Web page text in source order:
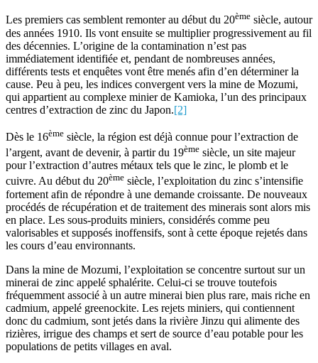
Les premiers cas semblent remonter au début du 20ème siècle, autour
des années 1910. Ils vont ensuite se multiplier progressivement au fil
des décennies. L’origine de la contamination n’est pas
immédiatement identifiée et, pendant de nombreuses années,
différents tests et enquêtes vont être menés afin d’en déterminer la
cause. Peu à peu, les indices convergent vers la mine de Mozumi,
qui appartient au complexe minier de Kamioka, l’un des principaux
centres d’extraction de zinc du Japon.[2]
Dès le 16ème siècle, la région est déjà connue pour l’extraction de
l’argent, avant de devenir, à partir du 19ème siècle, un site majeur
pour l’extraction d’autres métaux tels que le zinc, le plomb et le
cuivre. Au début du 20ème siècle, l’exploitation du zinc s’intensifie
fortement afin de répondre à une demande croissante. De nouveaux
procédés de récupération et de traitement des minerais sont alors mis
en place. Les sous-produits miniers, considérés comme peu
valorisables et supposés inoffensifs, sont à cette époque rejetés dans
les cours d’eau environnants.
Dans la mine de Mozumi, l’exploitation se concentre surtout sur un
minerai de zinc appelé sphalérite. Celui-ci se trouve toutefois
fréquemment associé à un autre minerai bien plus rare, mais riche en
cadmium, appelé greenockite. Les rejets miniers, qui contiennent
donc du cadmium, sont jetés dans la rivière Jinzu qui alimente des
rizières, irrigue des champs et sert de source d’eau potable pour les
populations de petits villages en aval.